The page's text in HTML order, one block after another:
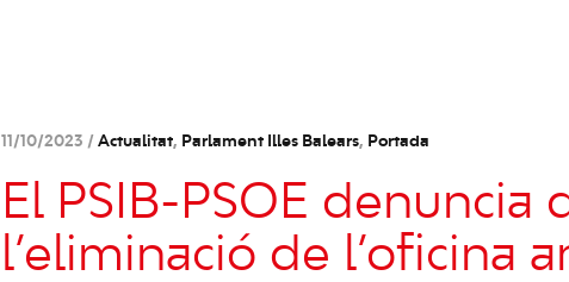
11/10/2023 / Actualitat, Parlament Illes Balears, Portada
El PSIB-PSOE denuncia
l’eliminació de l’oficina